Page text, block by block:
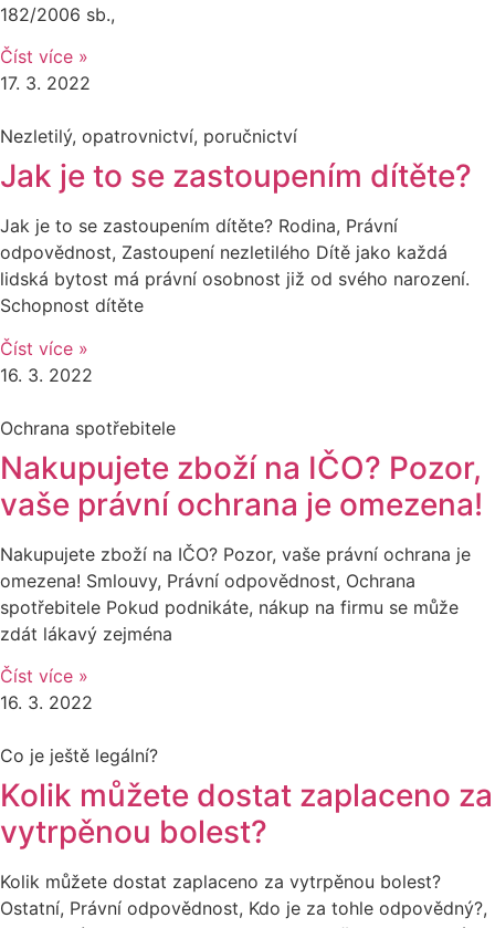
182/2006 sb.,
Číst více »
17. 3. 2022
Nezletilý, opatrovnictví, poručnictví
Jak je to se zastoupením dítěte?
Jak je to se zastoupením dítěte? Rodina, Právní
odpovědnost, Zastoupení nezletilého Dítě jako každá
lidská bytost má právní osobnost již od svého narození.
Schopnost dítěte
Číst více »
16. 3. 2022
Ochrana spotřebitele
Nakupujete zboží na IČO? Pozor,
vaše právní ochrana je omezena!
Nakupujete zboží na IČO? Pozor, vaše právní ochrana je
omezena! Smlouvy, Právní odpovědnost, Ochrana
spotřebitele Pokud podnikáte, nákup na firmu se může
zdát lákavý zejména
Číst více »
16. 3. 2022
Co je ještě legální?
Kolik můžete dostat zaplaceno za
vytrpěnou bolest?
Kolik můžete dostat zaplaceno za vytrpěnou bolest?
Ostatní, Právní odpovědnost, Kdo je za tohle odpovědný?,